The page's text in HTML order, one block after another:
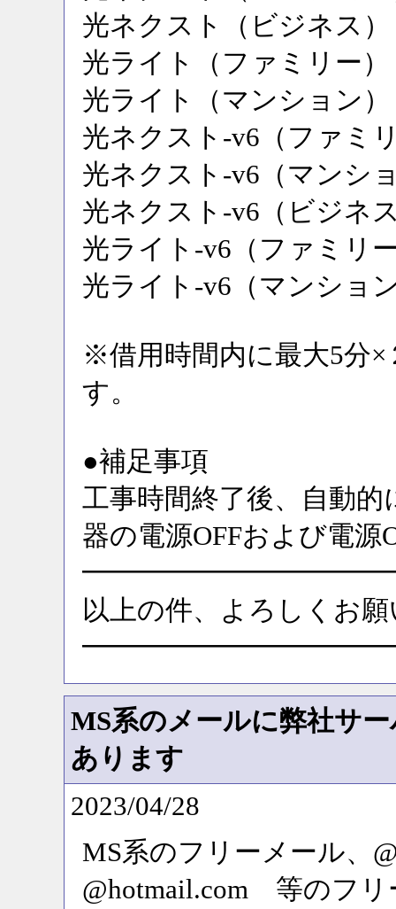
光ネクスト（ビジネス）
光ライト（ファミリー）
光ライト（マンション）
光ネクスト-v6（ファミ
光ネクスト-v6（マンシ
光ネクスト-v6（ビジネ
光ライト-v6（ファミリ
光ライト-v6（マンショ
※借用時間内に最大5分
す。
●補足事項
工事時間終了後、自動
器の電源OFFおよび電
以上の件、よろしくお
MS系のメールに弊社サ
あります
2023/04/28
MS系のフリーメール、
@hotmail.com 等のフ